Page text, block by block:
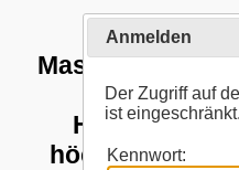
Anmelden
Der Zugriff auf
ist eingeschränkt.
Kennwort: